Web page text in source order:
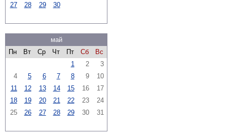
27
28 29 30
май
Пн
Вт Ср Чт Пт Сб
Вс
1
2
3
4
5 6 7 8 9
10
11
12 13 14 15 16
17
18
19 20 21 22 23
24
25
26 27 28 29 30 31